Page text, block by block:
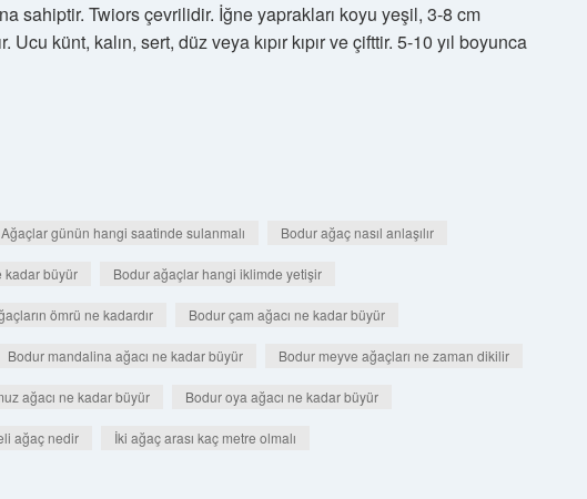
sahiptir. Twiors çevrilidir. İğne yaprakları koyu yeşil, 3-8 cm
Ucu künt, kalın, sert, düz veya kıpır kıpır ve çifttir. 5-10 yıl boyunca
Ağaçlar günün hangi saatinde sulanmalı Bodur ağaç nasıl anlaşılır
kadar büyür Bodur ağaçlar hangi iklimde yetişir
ömrü ne kadardır Bodur çam ağacı ne kadar büyür
Bodur mandalina ağacı ne kadar büyür Bodur meyve ağaçları ne zaman dikilir
ağacı ne kadar büyür Bodur oya ağacı ne kadar büyür
ağaç nedir İki ağaç arası kaç metre olmalı